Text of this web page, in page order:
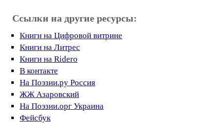
Ссылки на другие ресурсы:
Книги на Цифровой витрине
Книги на Литрес
Книги на Ridero
В контакте
На Поэзии.ру Россия
ЖЖ Азаровский
На Поэзии.орг Украина
Фейсбук